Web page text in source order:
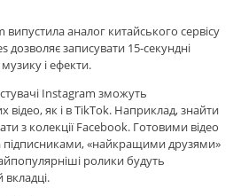
аналог китайського сервісу
дозволяє записувати 15-секундні
і ефекти.
Instagram зможуть
відео, як і в TikTok. Наприклад, знайти
з колекції Facebook. Готовими відео
підписниками, «найкращими друзями»
ролики будуть
вкладці.